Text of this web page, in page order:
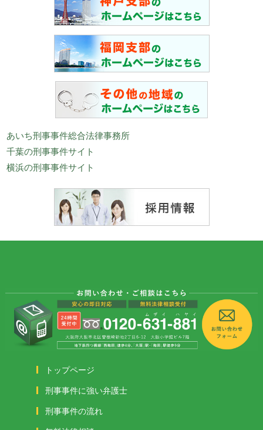
あいち刑事事件総合法律事務所
千葉の刑事事件サイト
横浜の刑事事件サイト
トップページ
刑事事件に強い弁護士
刑事事件の流れ